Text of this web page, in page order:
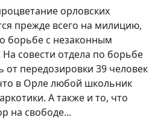
орловских
прежде всего на милицию,
борьбе с незаконным
совести отдела по борьбе
от передозировки 39 человек
в Орле любой школьник
А также и то, что
на свободе...